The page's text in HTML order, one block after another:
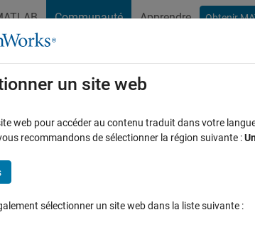
Communauté Apprendre Obtenir
Cody
Parcourir
assignment because the
right side is 10-by-10. not
1 Réponse Réponse acceptée Mise à jour
un site web
web pour accéder au contenu traduit dans votre
recommandons de sélectionner la région suivante :
sélectionner un site web dans la liste suivante :